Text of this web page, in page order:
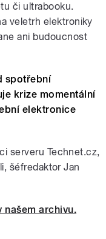
či ultrabooku.
veletrh elektroniky
ani budoucnost
spotřební
krize momentální
elektronice
serveru Technet.cz,
šéfredaktor Jan
našem archivu.